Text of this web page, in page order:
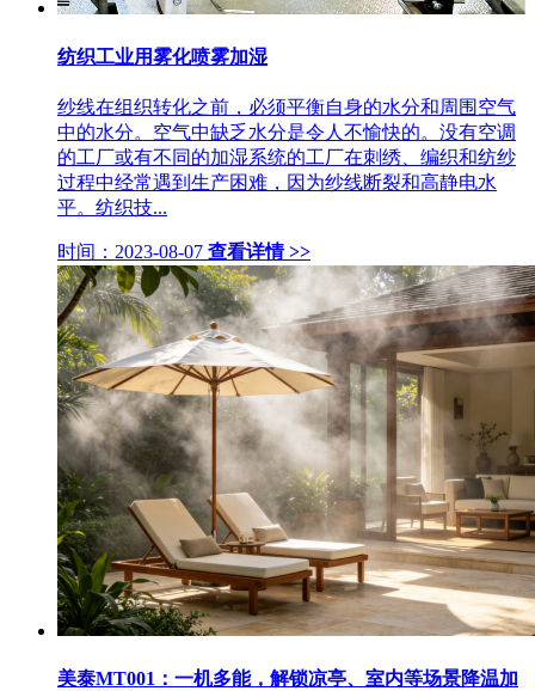
纺织工业用雾化喷雾加湿
纱线在组织转化之前，必须平衡自身的水分和周围空气
中的水分。空气中缺乏水分是令人不愉快的。没有空调
的工厂或有不同的加湿系统的工厂在刺绣、编织和纺纱
过程中经常遇到生产困难，因为纱线断裂和高静电水
平。纺织技...
时间：2023-08-07 查看详情 >>
美泰MT001：一机多能，解锁凉亭、室内等场景降温加